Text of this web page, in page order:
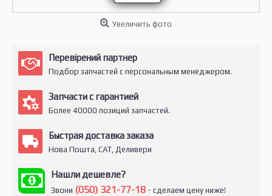
Увеличить фото
Перевірений партнер
Подбор запчастей с персональным менеджером.
Запчасти с гарантией
Более 40000 позиций запчастей.
Быстрая доставка заказа
Нова Пошта, САТ, Деливери
Нашли дешевле?
Звони (050) 321-77-18 - сделаем цену ниже!